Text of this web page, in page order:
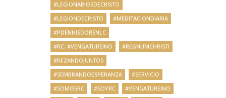
#LEGIONARIOSDECRISTO
#LEGIONDECRISTO
#MEDITACIONDIARIA
#PDENNISDORENLC
#RC; #VENGATUREINO
#REGNUMCHRISTI
#REZANDOJUNTOS
#SEMBRANDOESPERANZA
#SERVICIO
#SOMOSRC
#SOYRC
#VENGATUREINO